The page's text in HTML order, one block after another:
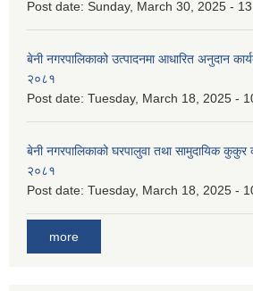
Post date: Sunday, March 30, 2025 -
बेनी नगरपालिकाको उत्पादनमा आधारित अनुदान
२०८१
Post date: Tuesday, March 18, 2025 -
बेनी नगरपालिकाको घरपालुवा तथा सामुदायिक कुकुर
२०८१
Post date: Tuesday, March 18, 2025 -
more